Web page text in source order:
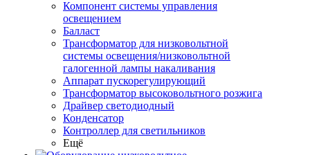
Компонент системы управления
освещением
Балласт
Трансформатор для низковольтной
системы освещения/низковольтной
галогенной лампы накаливания
Аппарат пускорегулирующий
Трансформатор высоковольтного розжига
Драйвер светодиодный
Конденсатор
Контроллер для светильников
Ещё